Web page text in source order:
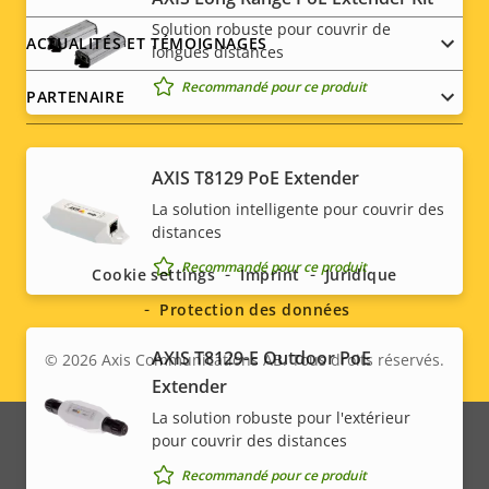
*Certaines caractéristiques techniques peuvent varier en
fonction de l'option matérielle choisie.
Solution robuste pour couvrir de
longues distances
Recommandé pour ce produit
AXIS T8129 PoE Extender
La solution intelligente pour couvrir des
distances
Recommandé pour ce produit
AXIS T8129-E Outdoor PoE
Extender
La solution robuste pour l'extérieur
pour couvrir des distances
Recommandé pour ce produit
ACTUALITÉS ET TÉMOIGNAGES
PARTENAIRE
Social
menu
Legal
menu
© 2026 Axis Communications AB. Tous droits réservés.
Cookie settings Imprint
Juridique
Protection des données